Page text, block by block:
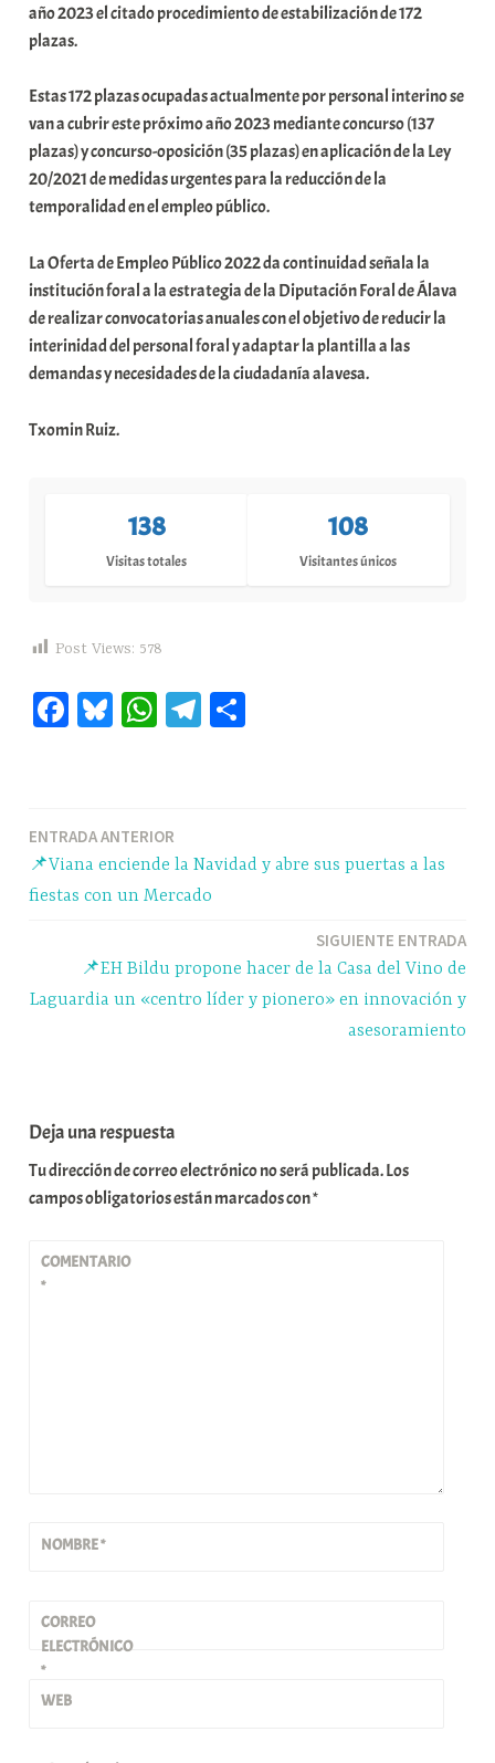
año 2023 el citado procedimiento de estabilización de 172
plazas.
Estas 172 plazas ocupadas actualmente por personal interino se
van a cubrir este próximo año 2023 mediante concurso (137
plazas) y concurso-oposición (35 plazas) en aplicación de la Ley
20/2021 de medidas urgentes para la reducción de la
temporalidad en el empleo público.
La Oferta de Empleo Público 2022 da continuidad señala la
institución foral a la estrategia de la Diputación Foral de Álava
de realizar convocatorias anuales con el objetivo de reducir la
interinidad del personal foral y adaptar la plantilla a las
demandas y necesidades de la ciudadanía alavesa.
Txomin Ruiz.
138
Visitas totales
108
Visitantes únicos
Post Views: 578
Fa Bl W
pp
Te
m rti
Navegación
de
ENTRADA ANTERIOR
📌Viana enciende la Navidad y abre sus puertas a las
fiestas con un Mercado
SIGUIENTE ENTRADA
📌EH Bildu propone hacer de la Casa del Vino de
Laguardia un «centro líder y pionero» en innovación y
asesoramiento
Deja una respuesta
Tu dirección de correo electrónico no será publicada.Los
campos obligatorios están marcados con*
COMENTARIO
*
NOMBRE*
CORREO
ELECTRÓNICO
*
WEB